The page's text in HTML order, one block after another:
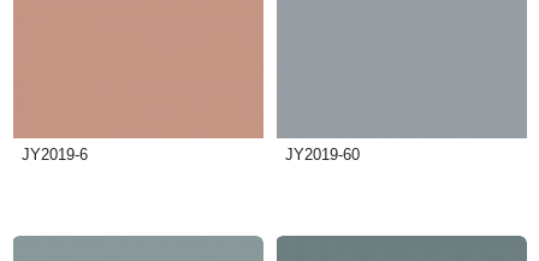
JY2019-6 JY2019-60